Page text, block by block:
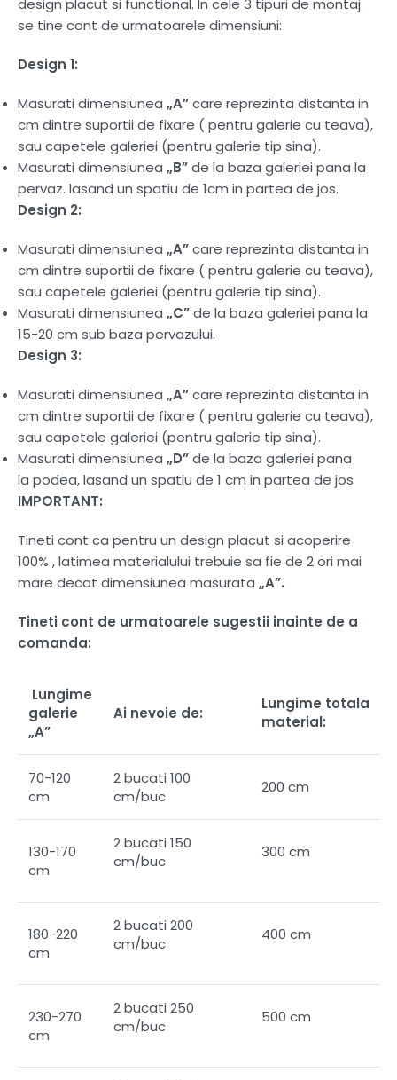
design placut si functional. In cele 3 tipuri de montaj
se tine cont de urmatoarele dimensiuni:
Design 1:
Masurati dimensiunea „A”care reprezinta distanta in
cm dintre suportii de fixare ( pentru galerie cu teava),
sau capetele galeriei (pentru galerie tip sina).
Masurati dimensiunea „B”de la baza galeriei pana la
pervaz. lasand un spatiu de 1cm in partea de jos.
Design 2:
Masurati dimensiunea „A”care reprezinta distanta in
cm dintre suportii de fixare ( pentru galerie cu teava),
sau capetele galeriei (pentru galerie tip sina).
Masurati dimensiunea „C”de la baza galeriei pana la
15-20 cm sub baza pervazului.
Design 3:
Masurati dimensiunea „A”care reprezinta distanta in
cm dintre suportii de fixare ( pentru galerie cu teava),
sau capetele galeriei (pentru galerie tip sina).
Masurati dimensiunea „D”de la baza galeriei pana
la podea, lasand un spatiu de 1 cm in partea de jos
IMPORTANT:
Tineti cont ca pentru un design placut si acoperire
100% , latimea materialului trebuie sa fie de 2 ori mai
mare decat dimensiunea masurata „A”.
Tineti cont de urmatoarele sugestii inainte de a
comanda:
Lungime
galerie
„A”
Ai nevoie de:
Lungime totala
material:
70-120
cm
2 bucati 100
cm/buc
200 cm
130-170
cm
2 bucati 150
cm/buc
300 cm
180-220
cm
2 bucati 200
cm/buc
400 cm
230-270
cm
2 bucati 250
cm/buc
500 cm